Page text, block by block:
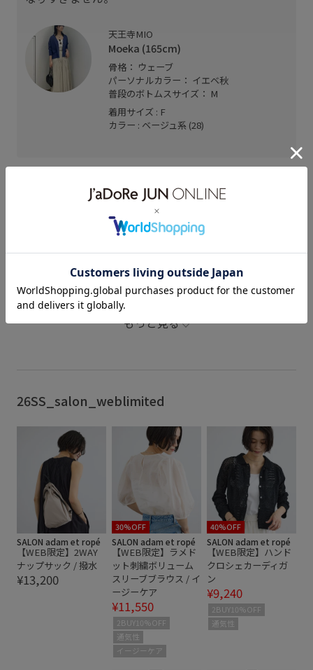
天王寺MIO
Moeka (165cm)
骨格： ウェーブ
パーソナルカラー： イエベ秋
普段のボトムスサイズ： M
着用サイズ : F
カラー : ベージュ系 (28)
26SS_salon_websp 26summer_salon_rb
2BUY10%OFF対象商品
ギャザースカート
シアー素材 シンプル
タンクトップ ロングスカート
切り替え 夏の機能素材アイテム 女性らしい印象
快適 快適な着心地 清涼感 着回しやすい
立体的 華やか 裏地付き 透け感 通気性
もっと見る
26SS_salon_weblimited
SALON adam et ropé
【WEB限定】2WAY
ナップサック / 撥水
¥13,200
30%OFF
SALON adam et ropé
【WEB限定】ラメド
ット刺繍ボリューム
スリーブブラウス / イ
ージーケア
¥11,550
2BUY10%OFF
通気性
イージーケア
40%OFF
SALON adam et ropé
【WEB限定】ハンド
クロシェカーディガ
ン
¥9,240
2BUY10%OFF
通気性